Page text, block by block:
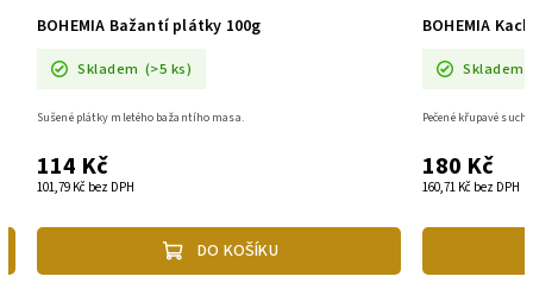
BOHEMIA Bažantí plátky 100g
Skladem (>5 ks)
101,79 Kč bez DPH
114 Kč
DO KOŠÍKU
Sušené plátky mletého bažantího masa.
BOHEMIA
Skladem
160,71 Kč bez DPH
180 Kč
Pečené křupavé